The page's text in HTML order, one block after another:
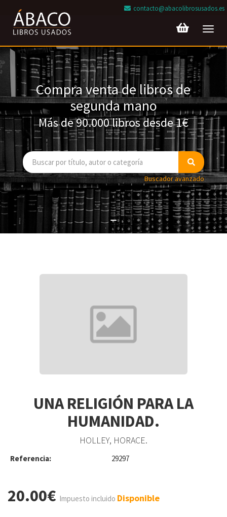
contacto@abacolibrosusados.es
Compra venta de libros de
segunda mano
Más de 90.000 libros desde 1€
Buscador avanzado
UNA RELIGIÓN PARA LA
HUMANIDAD.
HOLLEY, HORACE.
Referencia: 29297
20.00€ Impuesto incluido Disponible